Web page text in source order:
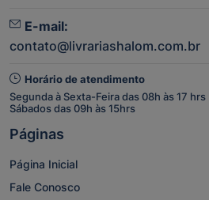
E-mail:
contato@livrariashalom.com.br
Horário de atendimento
Segunda à Sexta-Feira das 08h às 17 hrs
Sábados das 09h às 15hrs
Páginas
Página Inicial
Fale Conosco